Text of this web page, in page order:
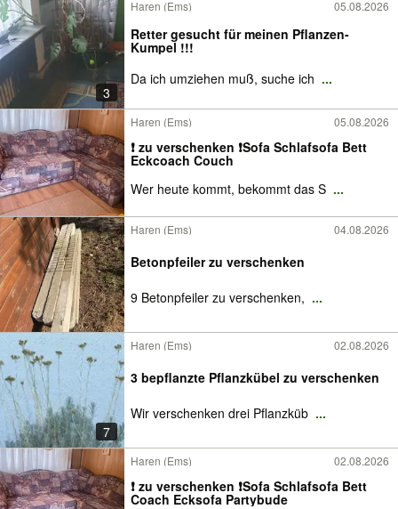
3
Haren (Ems) 05.08.2026
Retter gesucht für meinen Pflanzen-
Kumpel !!!
Da ich umziehen muß, suche ich ...
Haren (Ems) 05.08.2026
❗️ zu verschenken ❗️Sofa Schlafsofa Bett
Eckcoach Couch
Wer heute kommt, bekommt das S ...
Haren (Ems) 04.08.2026
Betonpfeiler zu verschenken
9 Betonpfeiler zu verschenken, ...
7
Haren (Ems) 02.08.2026
3 bepflanzte Pflanzkübel zu verschenken
Wir verschenken drei Pflanzküb ...
Haren (Ems) 02.08.2026
❗️ zu verschenken ❗️Sofa Schlafsofa Bett
Coach Ecksofa Partybude